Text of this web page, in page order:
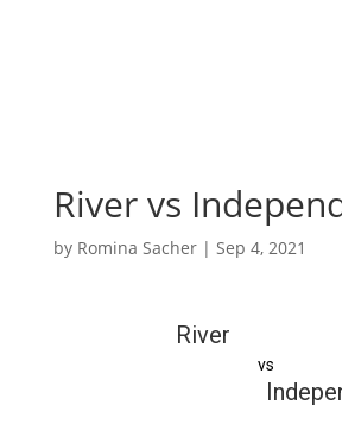
River vs
by Romina Sacher| Sep 4, 2021
River
vs